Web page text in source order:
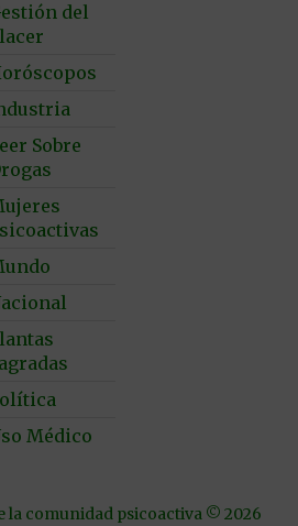
del
Sobre
Médico
la comunidad psicoactiva © 2026